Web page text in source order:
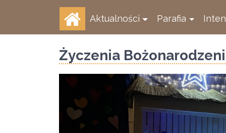
Aktualności Parafia
Życzenia